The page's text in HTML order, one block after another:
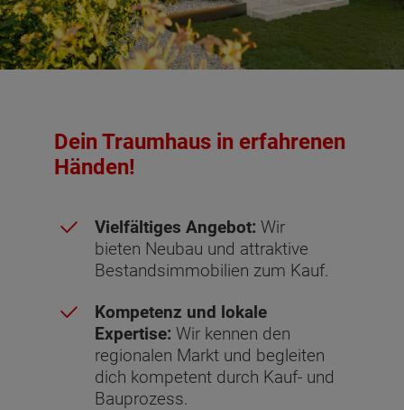
Dein Traumhaus in erfahrenen
Händen!
Vielfältiges Angebot: Wir
bieten Neubau und attraktive
Bestandsimmobilien zum Kauf.
Kompetenz und lokale
Expertise: Wir kennen den
regionalen Markt und begleiten
dich kompetent durch Kauf- und
Bauprozess.